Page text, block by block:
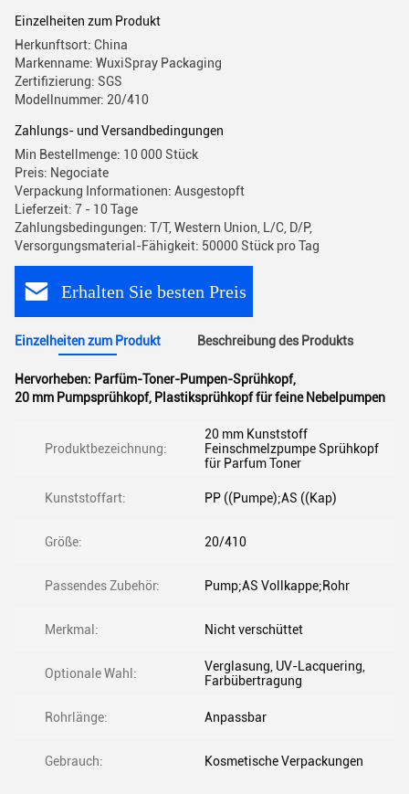
Einzelheiten zum Produkt
Herkunftsort: China
Markenname: WuxiSpray Packaging
Zertifizierung: SGS
Modellnummer: 20/410
Zahlungs- und Versandbedingungen
Min Bestellmenge: 10 000 Stück
Preis: Negociate
Verpackung Informationen: Ausgestopft
Lieferzeit: 7 - 10 Tage
Zahlungsbedingungen: T/T, Western Union, L/C, D/P,
Versorgungsmaterial-Fähigkeit: 50000 Stück pro Tag
Erhalten Sie besten Preis
Einzelheiten zum Produkt Beschreibung des Produkts
Hervorheben: Parfüm-Toner-Pumpen-Sprühkopf,
20 mm Pumpsprühkopf, Plastiksprühkopf für feine Nebelpumpen
Produktbezeichnung:
20 mm Kunststoff
Feinschmelzpumpe Sprühkopf
für Parfum Toner
Kunststoffart: PP ((Pumpe);AS ((Kap)
Größe: 20/410
Passendes Zubehör: Pump;AS Vollkappe;Rohr
Merkmal: Nicht verschüttet
Optionale Wahl:
Verglasung, UV-Lacquering,
Farbübertragung
Rohrlänge: Anpassbar
Gebrauch: Kosmetische Verpackungen